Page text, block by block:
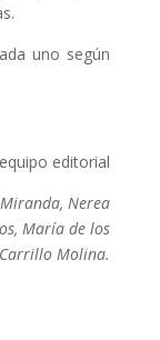
uno según
editorial
Miranda, Nerea
María de los
Molina.